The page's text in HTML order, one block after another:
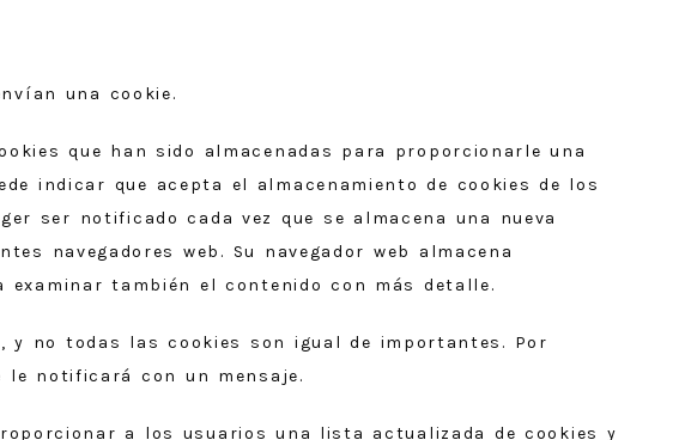
una cookie.
que han sido almacenadas para proporcionarle una
indicar que acepta el almacenamiento de cookies de los
ser notificado cada vez que se almacena una nueva
navegadores web. Su navegador web almacena
también el contenido con más detalle.
y no todas las cookies son igual de importantes. Por
le notificará con un mensaje.
a los usuarios una lista actualizada de cookies y